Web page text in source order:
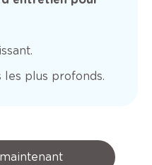
les plus profonds.